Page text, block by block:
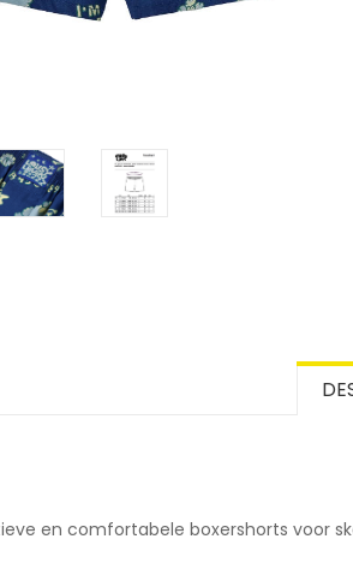
en comfortabele boxershorts voor